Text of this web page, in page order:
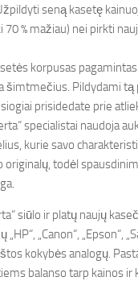
seną kasetę
70 % mažiau) nei pirkti
korpusas
šimtmečius. Pildydami tą
prisidedate prie
specialistai naudoja
kurie savo
originalų, todėl
siūlo ir platų naujų
„Canon“, „Epson“,
kokybės analogų.
balanso tarp kainos ir